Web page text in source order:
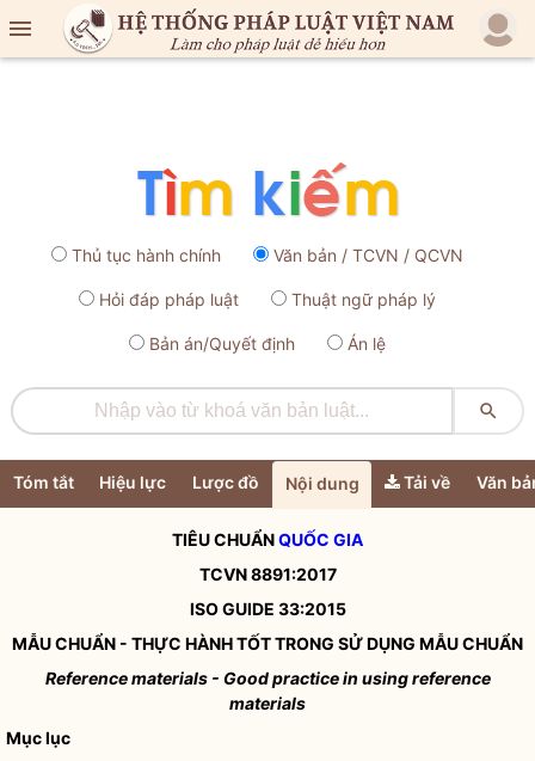

Thủ tục hành chính Văn bản / TCVN / QCVN
Hỏi đáp pháp luật Thuật ngữ pháp lý
Bản án/Quyết định Án lệ

Tóm tắt Hiệu lực Lược đồ Nội dung Tải về Văn
TIÊU CHUẨNQUỐC GIA
TCVN 8891:2017
ISO GUIDE 33:2015
MẪU CHUẨN - THỰC HÀNH TỐT TRONG SỬ DỤNG MẪU CHUẨN
Reference materials - Good practice in using reference
materials
Mục lục